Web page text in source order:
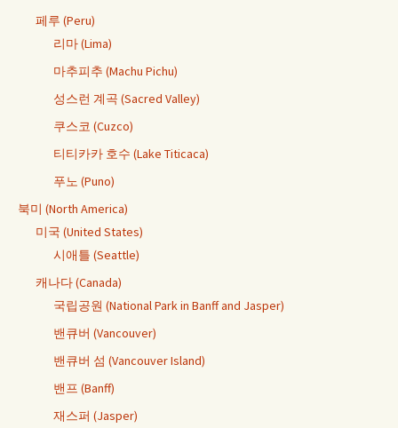
페루 (Peru)
리마 (Lima)
마추피추 (Machu Pichu)
성스런 계곡 (Sacred Valley)
쿠스코 (Cuzco)
티티카카 호수 (Lake Titicaca)
푸노 (Puno)
북미 (North America)
미국 (United States)
시애틀 (Seattle)
캐나다 (Canada)
국립공원 (National Park in Banff and Jasper)
밴큐버 (Vancouver)
밴큐버 섬 (Vancouver Island)
밴프 (Banff)
재스퍼 (Jasper)